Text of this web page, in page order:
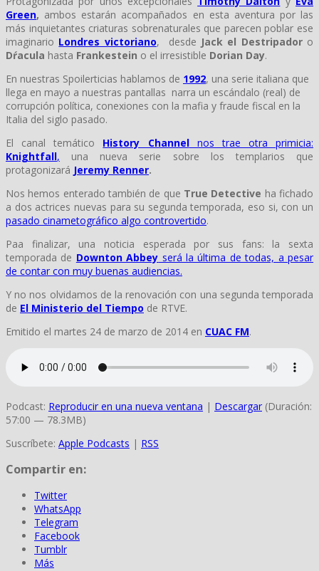
Green, ambos estarán acompañados en esta aventura por las
más inquietantes criaturas sobrenaturales que parecen poblar ese
imaginario Londres victoriano, desde Jack el Destripadoro
Dŕacula hasta Frankestein o el irresistible Dorian Day.
En nuestras Spoilerticias hablamos de 1992, una serie italiana que
llega en mayo a nuestras pantallas narra un escándalo (real) de
corrupción política, conexiones con la mafia y fraude fiscal en la
Italia del siglo pasado.
El canal temático History Channelnos trae otra primicia:
Knightfall, una nueva serie sobre los templarios que
protagonizará Jeremy Renner.
Nos hemos enterado también de que True Detective ha fichado
a dos actrices nuevas para su segunda temporada, eso si, con un
pasado cinametográfico algo controvertido.
Paa finalizar, una noticia esperada por sus fans: la sexta
temporada de Downton Abbey será la última de todas, a pesar
de contar con muy buenas audiencias.
Y no nos olvidamos de la renovación con una segunda temporada
de El Ministerio del Tiempo de RTVE.
Emitido el martes 24 de marzo de 2014 en CUAC FM.
Podcast: Reproducir en una nueva ventana | Descargar (Duración:
57:00 — 78.3MB)
Suscríbete: Apple Podcasts | RSS
Compartir en:
Twitter
WhatsApp
Telegram
Facebook
Tumblr
Más